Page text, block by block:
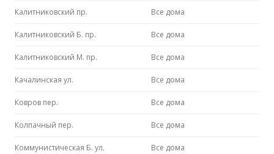
Калитниковский пр. Все дома
Калитниковский Б. пр. Все дома
Калитниковский М. пр. Все дома
Качалинская ул. Все дома
Ковров пер. Все дома
Колпачный пер. Все дома
Коммунистическая Б. ул. Все дома